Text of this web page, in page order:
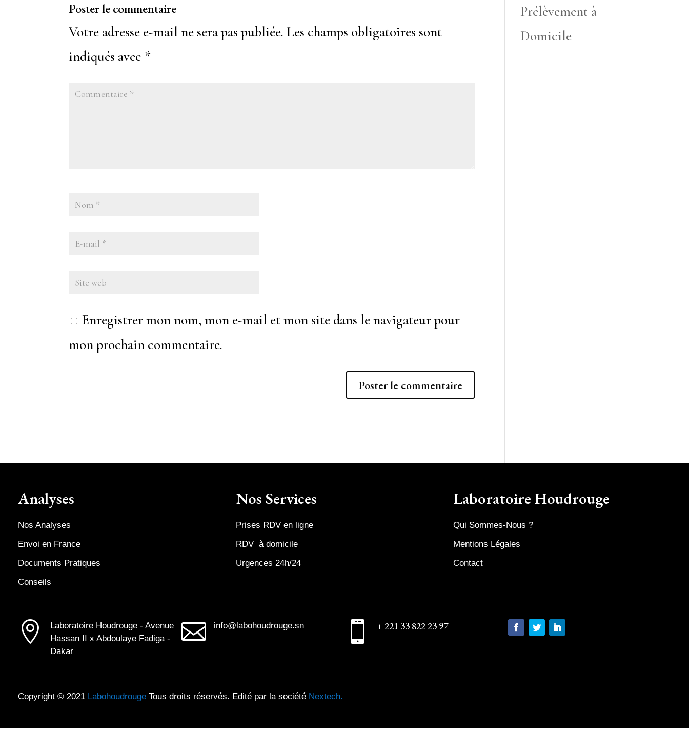
Poster le commentaire
Votre adresse e-mail ne sera pas publiée. Les champs obligatoires sont
indiqués avec *
Enregistrer mon nom, mon e-mail et mon site dans le navigateur pour
mon prochain commentaire.
Prélèvement à
Domicile
Analyses
Nos Analyses
Envoi en France
Documents Pratiques
Conseils
Nos Services
Prises RDV en ligne
RDV à domicile
Urgences 24h/24
Laboratoire Houdrouge
Qui Sommes-Nous ?
Mentions Légales
Contact

Laboratoire Houdrouge - Avenue
Hassan II x Abdoulaye Fadiga -
Dakar
 info@labohoudrouge.sn  + 221 33 822 23 97
Copyright © 2021 Labohoudrouge Tous droits réservés. Edité par la société Nextech.